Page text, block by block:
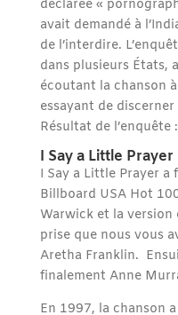
déclarée «
avait demandé à
de l’interdire.
dans plusieurs États,
écoutant la chanson
essayant de
Résultat de l’enquête
I Say a Little
I Say a Little Prayer
Billboard USA Hot
Warwick et la version
prise que nous vous
Aretha Franklin.
finalement Anne
En 1997, la chanson